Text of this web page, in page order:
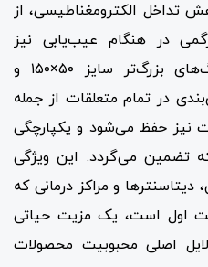
تداخل الکترومغناطیسی، از
در هنگام عیب‌یابی نیز
جلوگیری می‌کند. در ترانکینگ‌های بزرگ‌تر سایز ۵۰×۱۵۰ و
در تمام متعلقات از جمله
نیز حفظ می‌شود و یکپارچگی
تضمین می‌گردد. این ویژگی
و مراکز درمانی که
اول است، یک مزیت حیاتی
اصلی محبوبیت محصولات